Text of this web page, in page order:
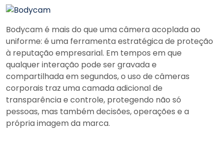
Bodycam é mais do que uma câmera acoplada ao
uniforme: é uma ferramenta estratégica de proteção
à reputação empresarial. Em tempos em que
qualquer interação pode ser gravada e
compartilhada em segundos, o uso de câmeras
corporais traz uma camada adicional de
transparência e controle, protegendo não só
pessoas, mas também decisões, operações e a
própria imagem da marca.